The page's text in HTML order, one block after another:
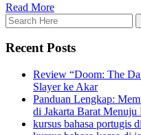
Read More
Recent Posts
Review “Doom: The
Slayer ke Akar
Panduan Lengkap:
di Jakarta Barat Menuju
kursus bahasa portugis